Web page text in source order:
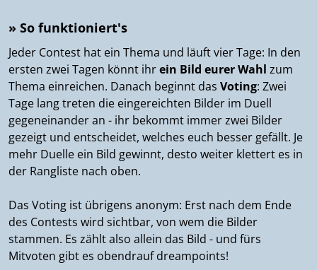
» So funktioniert's
Jeder Contest hat ein Thema und läuft vier Tage: In den
ersten zwei Tagen könnt ihrein Bild eurer Wahl zum
Thema einreichen. Danach beginnt das Voting: Zwei
Tage lang treten die eingereichten Bilder im Duell
gegeneinander an - ihr bekommt immer zwei Bilder
gezeigt und entscheidet, welches euch besser gefällt. Je
mehr Duelle ein Bild gewinnt, desto weiter klettert es in
der Rangliste nach oben.
Das Voting ist übrigens anonym: Erst nach dem Ende
des Contests wird sichtbar, von wem die Bilder
stammen. Es zählt also allein das Bild - und fürs
Mitvoten gibt es obendrauf dreampoints!